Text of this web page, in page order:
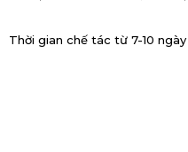
Thời gian chế tác từ 7-10